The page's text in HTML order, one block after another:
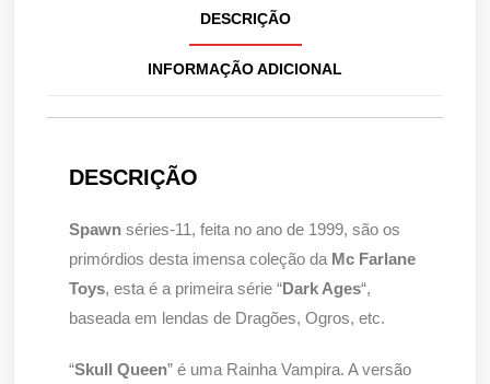
DESCRIÇÃO
INFORMAÇÃO ADICIONAL
DESCRIÇÃO
Spawn séries-11, feita no ano de 1999, são os
primórdios desta imensa coleção da Mc Farlane
Toys, esta é a primeira série “Dark Ages“,
baseada em lendas de Dragões, Ogros, etc.
“Skull Queen” é uma Rainha Vampira. A versão